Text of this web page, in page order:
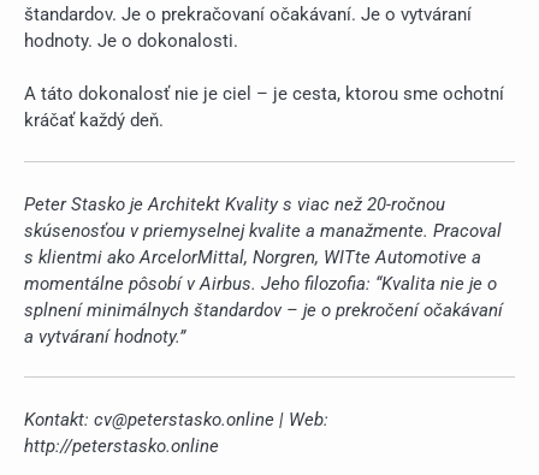
štandardov. Je o prekračovaní očakávaní. Je o vytváraní
hodnoty. Je o dokonalosti.
A táto dokonalosť nie je ciel – je cesta, ktorou sme ochotní
kráčať každý deň.
Peter Stasko je Architekt Kvality s viac než 20-ročnou
skúsenosťou v priemyselnej kvalite a manažmente. Pracoval
s klientmi ako ArcelorMittal, Norgren, WITte Automotive a
momentálne pôsobí v Airbus. Jeho filozofia: “Kvalita nie je o
splnení minimálnych štandardov – je o prekročení očakávaní
a vytváraní hodnoty.”
Kontakt: cv@peterstasko.online | Web:
http://peterstasko.online